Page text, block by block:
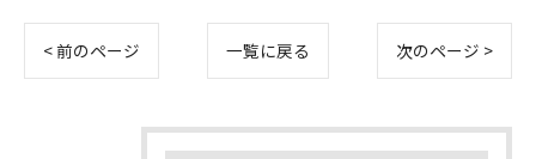
< 前のページ 一覧に戻る 次のページ >